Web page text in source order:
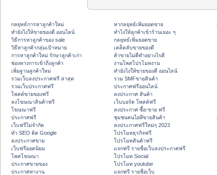
กลยุทธ์การหาลูกค้าใหม่
ทํายังไงให้ขายของดี ออนไลน์
วิธีการหาลูกค้าของ sale
วิธีหาลูกค้ากลุ่มเป้าหมาย
การหาลูกค้าใหม่ รักษาลูกค้าเก่า
ช่องทางการเข้าถึงลูกค้า
เพิ่มฐานลูกค้าใหม่
รวมเว็บลงประกาศฟรี ล่าสุด
รวมเว็บประกาศฟรี
โพสต์ขายของฟรี
ลงโฆษณาสินค้าฟรี
โฆษณาฟรี
ประกาศฟรี
เว็บฟรีไม่จำกัด
ทำ SEO ติด Google
ลงประกาศขาย
เว็บฟรียอดนิยม
โพสโฆษณา
ประกาศขายของ
ประกาศหางาน
หากลยุทธ์เพิ่มยอดขาย
ทําไงให้ลูกค้าเข้าร้านเยอะ ๆ
กลยุทธ์เพิ่มยอดขาย
เคล็ดลับขายของดี
ค้าขายไม่ดีทำอย่างไรดี
งานโพสโปรโมทงาน
ทํายังไงให้ขายของดี ออนไลน์
รวม SMFขายสินค้า
ประกาศฟรีออนไลน์
ลงประกาศ สินค้า
เว็บบอร์ด โพสต์ฟรี
ลงประกาศ ซื้อ-ขาย ฟรี
ชุมชนคนไอทีขายสินค้า
ลงประกาศฟรีใหม่ๆ 2023
โปรโมทธุรกิจฟรี
โปรโมทสินค้าฟรี
แจกฟรี รายชื่อเว็บลงประกาศฟรี
โปรโมท Social
โปรโมท youtube
แจกฟรี รายชื่อเว็บ